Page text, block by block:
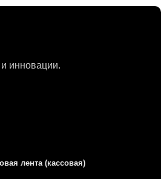
инновации.
лента (кассовая)